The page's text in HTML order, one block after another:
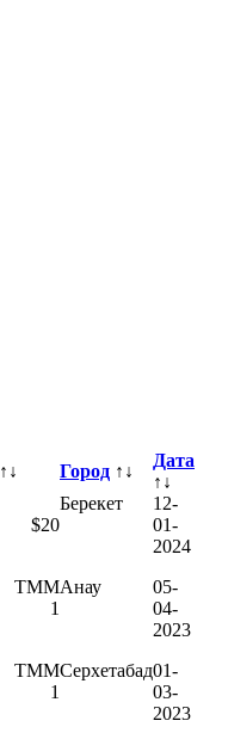
↑↓ Город ↑↓
Дата
↑↓
$20
Берекет
12-
01-
2024
TMM
1
Анау
05-
04-
2023
TMM
1
Серхетабад01-
03-
2023